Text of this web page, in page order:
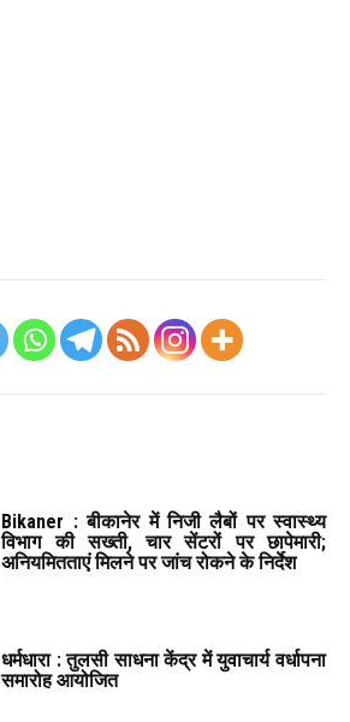
Bikaner : बीकानेर में निजी लैबों पर स्वास्थ्य
विभाग की सख्ती, चार सेंटरों पर छापेमारी;
अनियमितताएं मिलने पर जांच रोकने के निर्देश
धर्मधारा : तुलसी साधना केंद्र में युवाचार्य वर्धापना
समारोह आयोजित